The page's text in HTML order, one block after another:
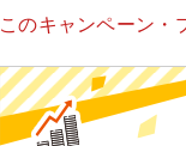
このキャンペーン・